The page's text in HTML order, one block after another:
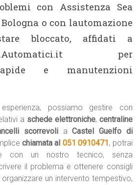
con Assistenza Sea
o con lautomazione
bloccato, affidati a
per
e manutenzioni
possiamo gestire con
a schede elettroniche, centraline
scorrevoli aCastel Guelfo di
chiamata al 051 0910471, potrai
con un nostro tecnico, senza
il problema e ottenere consigli
un intervento tempestivo,